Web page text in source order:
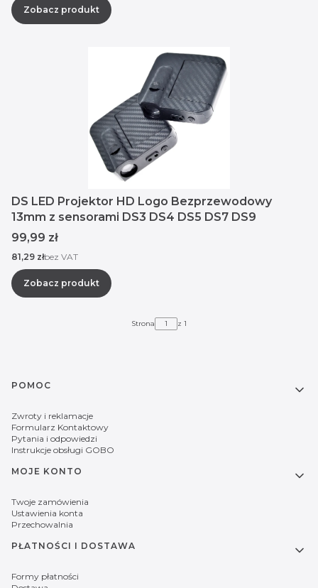
Zobacz produkt
DS LED Projektor HD Logo Bezprzewodowy
13mm z sensorami DS3 DS4 DS5 DS7 DS9
Cena
99,99 zł
Cena
81,29 złbez VAT
Zobacz produkt
Strona z 1
Linki w stopce
POMOC
Zwroty i reklamacje
Formularz Kontaktowy
Pytania i odpowiedzi
Instrukcje obsługi GOBO
MOJE KONTO
Twoje zamówienia
Ustawienia konta
Przechowalnia
PŁATNOŚCI I DOSTAWA
Formy płatności